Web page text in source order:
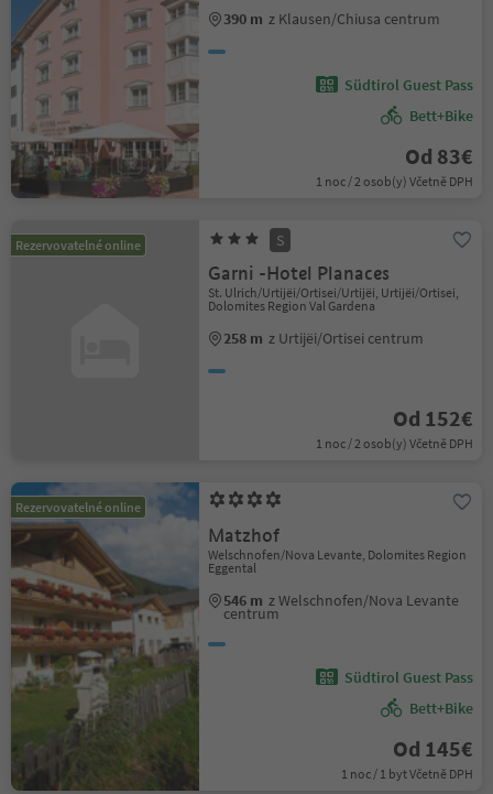
390 m z Klausen/Chiusa centrum
Südtirol Guest Pass
Bett+Bike
Od 83€
1 noc / 2 osob(y) Včetně DPH
Rezervovatelné online S
Garni -Hotel Planaces
St. Ulrich/Urtijëi/Ortisei/Urtijëi, Urtijëi/Ortisei,
Dolomites Region Val Gardena
258 m z Urtijëi/Ortisei centrum
Od 152€
1 noc / 2 osob(y) Včetně DPH
Rezervovatelné online
Matzhof
Welschnofen/Nova Levante, Dolomites Region
Eggental
546 m z Welschnofen/Nova Levante
centrum
Südtirol Guest Pass
Bett+Bike
Od 145€
1 noc / 1 byt Včetně DPH